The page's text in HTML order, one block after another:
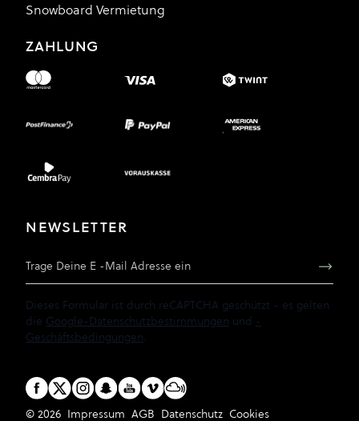
Snowboard Vermietung
ZAHLUNG
NEWSLETTER
Dieses Formular ist durch reCAPTCHA geschützt - es gelten
die Google-Datenschutzbestimmungen und -
Geschäftsbedingungen.
© 2026 Impressum AGB Datenschutz Cookies